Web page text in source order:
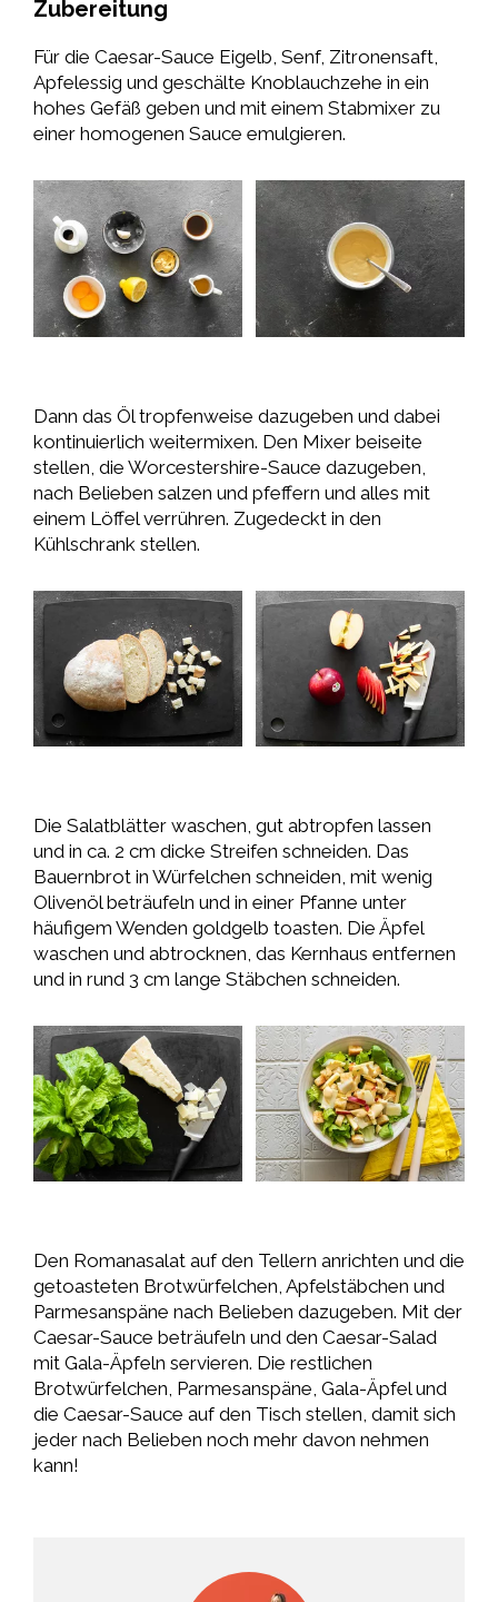
Zubereitung
Für die Caesar-Sauce Eigelb, Senf, Zitronensaft,
Apfelessig und geschälte Knoblauchzehe in ein
hohes Gefäß geben und mit einem Stabmixer zu
einer homogenen Sauce emulgieren.
Dann das Öl tropfenweise dazugeben und dabei
kontinuierlich weitermixen. Den Mixer beiseite
stellen, die Worcestershire-Sauce dazugeben,
nach Belieben salzen und pfeffern und alles mit
einem Löffel verrühren. Zugedeckt in den
Kühlschrank stellen.
Die Salatblätter waschen, gut abtropfen lassen
und in ca. 2 cm dicke Streifen schneiden. Das
Bauernbrot in Würfelchen schneiden, mit wenig
Olivenöl beträufeln und in einer Pfanne unter
häufigem Wenden goldgelb toasten. Die Äpfel
waschen und abtrocknen, das Kernhaus entfernen
und in rund 3 cm lange Stäbchen schneiden.
Den Romanasalat auf den Tellern anrichten und die
getoasteten Brotwürfelchen, Apfelstäbchen und
Parmesanspäne nach Belieben dazugeben. Mit der
Caesar-Sauce beträufeln und den Caesar-Salad
mit Gala-Äpfeln servieren. Die restlichen
Brotwürfelchen, Parmesanspäne, Gala-Äpfel und
die Caesar-Sauce auf den Tisch stellen, damit sich
jeder nach Belieben noch mehr davon nehmen
kann!